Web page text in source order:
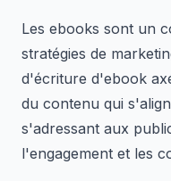
Les ebooks sont un
stratégies de
d'écriture d'ebook
du contenu qui
s'adressant aux
l'engagement et les